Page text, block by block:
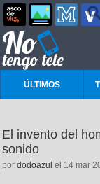
ÚLTIMOS
El invento del
sonido
por dodoazul el 14 mar